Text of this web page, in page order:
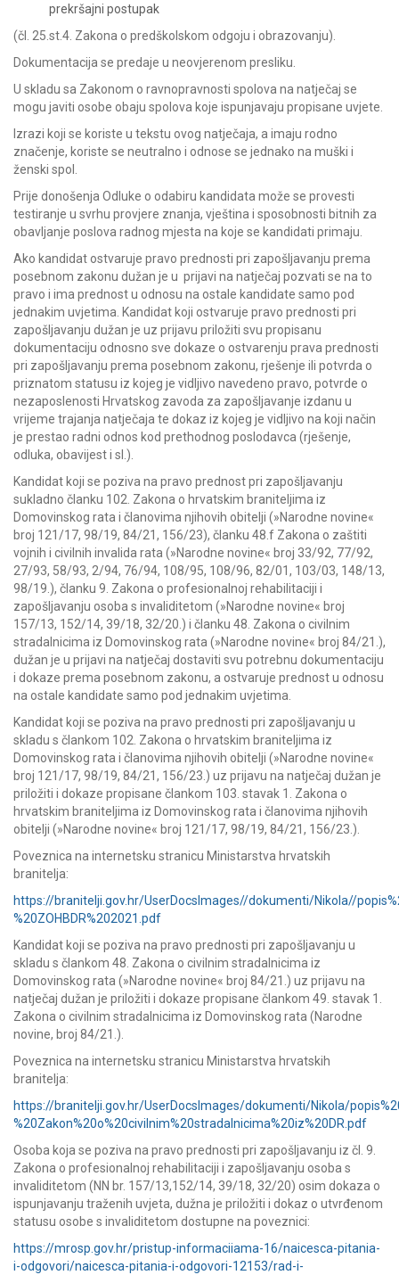
prekršajni postupak
(čl. 25.st.4. Zakona o predškolskom odgoju i obrazovanju).
Dokumentacija se predaje u neovjerenom presliku.
U skladu sa Zakonom o ravnopravnosti spolova na natječaj se
mogu javiti osobe obaju spolova koje ispunjavaju propisane uvjete.
Izrazi koji se koriste u tekstu ovog natječaja, a imaju rodno
značenje, koriste se neutralno i odnose se jednako na muški i
ženski spol.
Prije donošenja Odluke o odabiru kandidata može se provesti
testiranje u svrhu provjere znanja, vještina i sposobnosti bitnih za
obavljanje poslova radnog mjesta na koje se kandidati primaju.
Ako kandidat ostvaruje pravo prednosti pri zapošljavanju prema
posebnom zakonu dužan je u prijavi na natječaj pozvati se na to
pravo i ima prednost u odnosu na ostale kandidate samo pod
jednakim uvjetima. Kandidat koji ostvaruje pravo prednosti pri
zapošljavanju dužan je uz prijavu priložiti svu propisanu
dokumentaciju odnosno sve dokaze o ostvarenju prava prednosti
pri zapošljavanju prema posebnom zakonu, rješenje ili potvrda o
priznatom statusu iz kojeg je vidljivo navedeno pravo, potvrde o
nezaposlenosti Hrvatskog zavoda za zapošljavanje izdanu u
vrijeme trajanja natječaja te dokaz iz kojeg je vidljivo na koji način
je prestao radni odnos kod prethodnog poslodavca (rješenje,
odluka, obavijest i sl.).
Kandidat koji se poziva na pravo prednost pri zapošljavanju
sukladno članku 102. Zakona o hrvatskim braniteljima iz
Domovinskog rata i članovima njihovih obitelji (»Narodne novine«
broj 121/17, 98/19, 84/21, 156/23), članku 48.f Zakona o zaštiti
vojnih i civilnih invalida rata (»Narodne novine« broj 33/92, 77/92,
27/93, 58/93, 2/94, 76/94, 108/95, 108/96, 82/01, 103/03, 148/13,
98/19.), članku 9. Zakona o profesionalnoj rehabilitaciji i
zapošljavanju osoba s invaliditetom (»Narodne novine« broj
157/13, 152/14, 39/18, 32/20.) i članku 48. Zakona o civilnim
stradalnicima iz Domovinskog rata (»Narodne novine« broj 84/21.),
dužan je u prijavi na natječaj dostaviti svu potrebnu dokumentaciju
i dokaze prema posebnom zakonu, a ostvaruje prednost u odnosu
na ostale kandidate samo pod jednakim uvjetima.
Kandidat koji se poziva na pravo prednosti pri zapošljavanju u
skladu s člankom 102. Zakona o hrvatskim braniteljima iz
Domovinskog rata i članovima njihovih obitelji (»Narodne novine«
broj 121/17, 98/19, 84/21, 156/23.) uz prijavu na natječaj dužan je
priložiti i dokaze propisane člankom 103. stavak 1. Zakona o
hrvatskim braniteljima iz Domovinskog rata i članovima njihovih
obitelji (»Narodne novine« broj 121/17, 98/19, 84/21, 156/23.).
Poveznica na internetsku stranicu Ministarstva hrvatskih
branitelja:
https://branitelji.gov.hr/UserDocsImages//dokumenti/Nikola//
%20ZOHBDR%202021.pdf
Kandidat koji se poziva na pravo prednosti pri zapošljavanju u
skladu s člankom 48. Zakona o civilnim stradalnicima iz
Domovinskog rata (»Narodne novine« broj 84/21.) uz prijavu na
natječaj dužan je priložiti i dokaze propisane člankom 49. stavak 1.
Zakona o civilnim stradalnicima iz Domovinskog rata (Narodne
novine, broj 84/21.).
Poveznica na internetsku stranicu Ministarstva hrvatskih
branitelja:
https://branitelji.gov.hr/UserDocsImages/dokumenti/Nikola/
%20Zakon%20o%20civilnim%20stradalnicima%20iz%20DR.pdf
Osoba koja se poziva na pravo prednosti pri zapošljavanju iz čl. 9.
Zakona o profesionalnoj rehabilitaciji i zapošljavanju osoba s
invaliditetom (NN br. 157/13,152/14, 39/18, 32/20) osim dokaza o
ispunjavanju traženih uvjeta, dužna je priložiti i dokaz o utvrđenom
statusu osobe s invaliditetom dostupne na poveznici:
https://mrosp.gov.hr/pristup-informaciiama-16/naicesca-pitania-
i-odgovori/naicesca-pitania-i-odgovori-12153/rad-i-